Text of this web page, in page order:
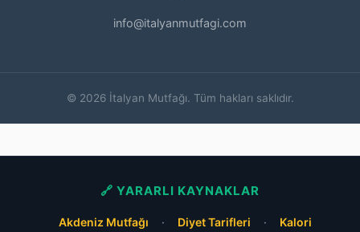
info@italyanmutfagi.com
© 2026 İtalyan Mutfağı. Tüm hakları saklıdır.
🔗 YARARLI KAYNAKLAR
Akdeniz Mutfağı · Diyet Tarifleri · Kalori